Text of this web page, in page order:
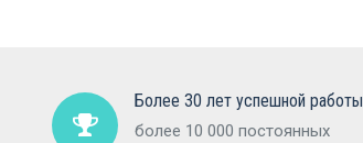
Более 30 лет успешной работы
более 10 000 постоянных